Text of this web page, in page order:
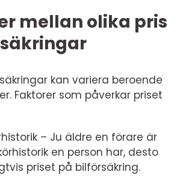
mellan olika pris
kan variera beroende
Faktorer som påverkar priset
– Ju äldre en förare är
en person har, desto
priset på bilförsäkring.